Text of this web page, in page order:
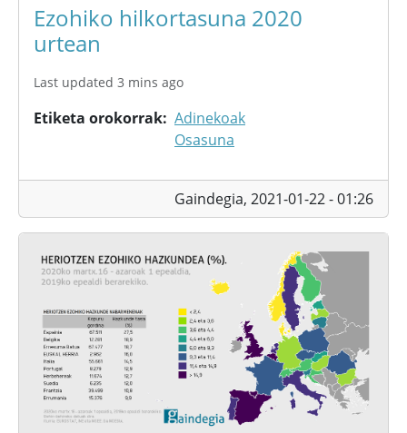
Ezohiko hilkortasuna 2020
urtean
Last updated 3 mins ago
Etiketa orokorrak Adinekoak
Osasuna
Gaindegia, 2021-01-22 - 01:26